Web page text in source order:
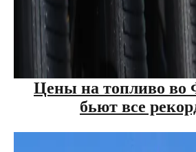
Цены на топливо во
бьют все